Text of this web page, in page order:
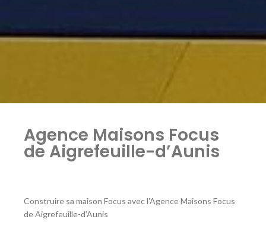
Agence Maisons Focus
de Aigrefeuille-d’Aunis
Construire sa maison Focus avec l'Agence Maisons Focus
de Aigrefeuille-d’Aunis